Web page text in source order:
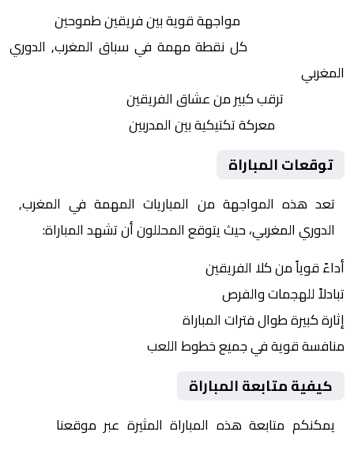
مواجهة قوية بين فريقين طموحين
كل نقطة مهمة في سباق المغرب, الدوري
المغربي
ترقب كبير من عشاق الفريقين
معركة تكتيكية بين المدربين
توقعات المباراة
تعد هذه المواجهة من المباريات المهمة في المغرب,
الدوري المغربي، حيث يتوقع المحللون أن تشهد المباراة:
أداءً قوياً من كلا الفريقين
تبادلاً للهجمات والفرص
إثارة كبيرة طوال فترات المباراة
منافسة قوية في جميع خطوط اللعب
كيفية متابعة المباراة
يمكنكم متابعة هذه المباراة المثيرة عبر موقعنا